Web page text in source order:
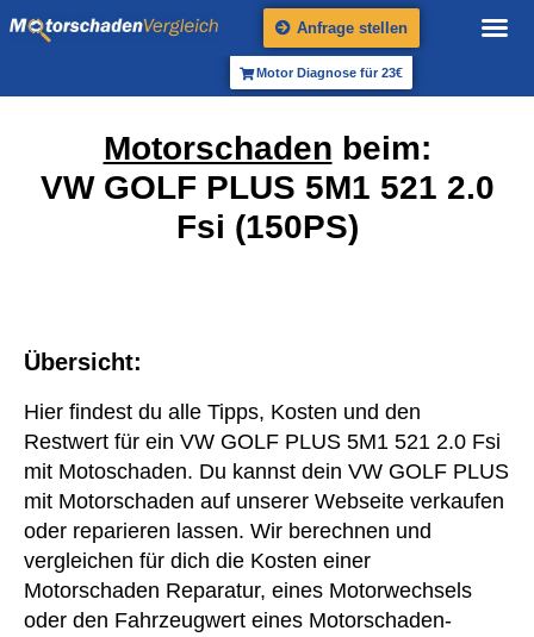
Anfrage stellen
Motor Diagnose für 23€
Motorschaden beim:
VW GOLF PLUS 5M1 521 2.0
Fsi (150PS)
Übersicht:
Hier findest du alle Tipps, Kosten und den
Restwert für ein VW GOLF PLUS 5M1 521 2.0 Fsi
mit Motoschaden. Du kannst dein VW GOLF PLUS
mit Motorschaden auf unserer Webseite verkaufen
oder reparieren lassen. Wir berechnen und
vergleichen für dich die Kosten einer
Motorschaden Reparatur, eines Motorwechsels
oder den Fahrzeugwert eines Motorschaden-